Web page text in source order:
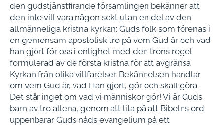
den gudstjänstfirande församlingen bekänner att
den inte vill vara någon sekt utan en del av den
allmänneliga kristna kyrkan: Guds folk som förenas i
en gemensam apostolisk tro på vem Gud är och vad
han gjort för oss i enlighet med den trons regel
formulerad av de första kristna för att avgränsa
Kyrkan från olika villfarelser. Bekännelsen handlar
om vem Gud är, vad Han gjort, gör och skall göra.
Det står inget om vad vi människor gör! Vi är Guds
barn av tro allena, genom att lita på att Bibelns ord
uppenbarar Guds nåds evangelium på ett